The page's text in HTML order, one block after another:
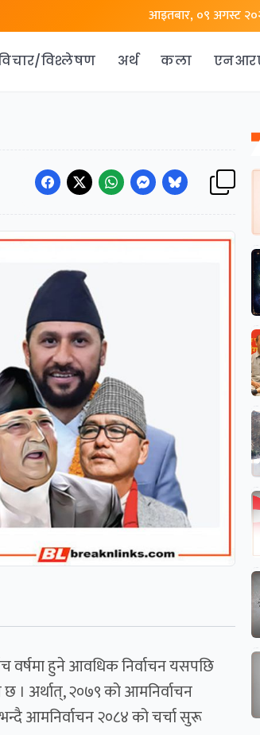
आइतबार, ०९ अगस्ट
विश्लेषण अर्थ कला
वर्षमा हुने आवधिक निर्वाचन यसपछि
। अर्थात्, २०७९ को आमनिर्वाचन
आमनिर्वाचन २०८४ को चर्चा सुरू